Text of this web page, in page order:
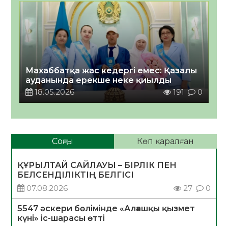
Махаббатқа жас кедергі емес: Қазалы
ауданында ерекше неке қиылды
18.05.2026
191 0
Соңғы Көп қаралған
ҚҰРЫЛТАЙ САЙЛАУЫ – БІРЛІК ПЕН
БЕЛСЕНДІЛІКТІҢ БЕЛГІСІ
07.08.2026
27 0
5547 әскери бөлімінде «Алғашқы қызмет
күні» іс-шарасы өтті